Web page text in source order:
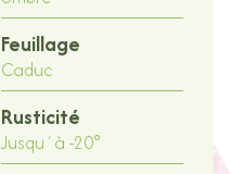
Feuillage
Caduc
Rusticité
Jusqu´à -20°